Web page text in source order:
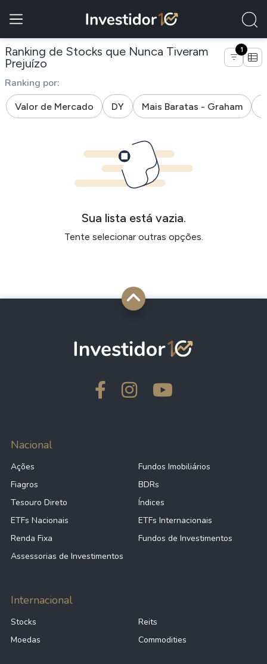
Ranking de Stocks que Nunca Tiveram
Prejuízo de empresas da indústria
1
Ranking por:
Valor de Mercado DY Mais Baratas - Graham
Sua lista está vazia.
Tente selecionar outras opções.
Nacional
Ações
Fundos Imobiliários
Fiagros
BDRs
Tesouro Direto
Índices
ETFs Nacionais
ETFs Internacionais
Renda Fixa
Fundos de Investimentos
Assessorias de Investimentos
Internacional
Stocks
Reits
Moedas
Commodities